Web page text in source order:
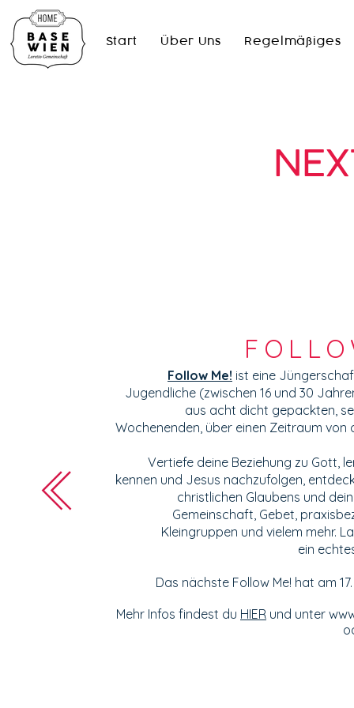
Start Über Uns Regelmäßiges
Follow Me! ist eine
Jugendliche (zwischen 16 und 30
aus acht dicht gepackten,
Wochenenden, über einen Zeitraum von
Vertiefe deine Beziehung zu Gott,
kennen und Jesus nachzufolgen,
christlichen Glaubens und
Gemeinschaft, Gebet,
Kleingruppen und vielem mehr.
ein
Das nächste Follow Me! hat am
Mehr Infos findest du HIER und unter